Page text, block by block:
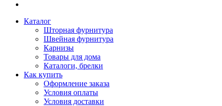
Каталог
Шторная фурнитура
Швейная фурнитура
Карнизы
Товары для дома
Каталоги, брелки
Как купить
Оформление заказа
Условия оплаты
Условия доставки